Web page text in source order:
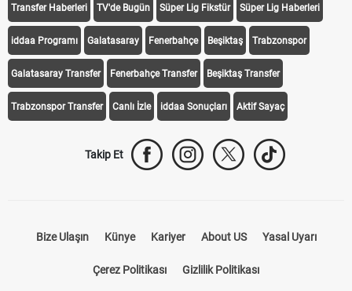
Transfer Haberleri TV'de Bugün Süper Lig Fikstür Süper Lig Haberleri
iddaa Programı Galatasaray Fenerbahçe Beşiktaş Trabzonspor
Galatasaray Transfer Fenerbahçe Transfer Beşiktaş Transfer
Trabzonspor Transfer Canlı İzle iddaa Sonuçları Aktif Sayaç
Takip Et
Bize Ulaşın Künye Kariyer About US Yasal Uyarı
Çerez Politikası Gizlilik Politikası